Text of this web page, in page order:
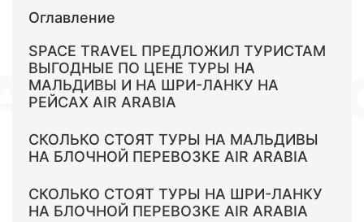
Оглавление
SPACE TRAVEL ПРЕДЛОЖИЛ ТУРИСТАМ
ВЫГОДНЫЕ ПО ЦЕНЕ ТУРЫ НА
МАЛЬДИВЫ И НА ШРИ-ЛАНКУ НА
РЕЙСАХ AIR ARABIA
СКОЛЬКО СТОЯТ ТУРЫ НА МАЛЬДИВЫ
НА БЛОЧНОЙ ПЕРЕВОЗКЕ AIR ARABIA
СКОЛЬКО СТОЯТ ТУРЫ НА ШРИ-ЛАНКУ
НА БЛОЧНОЙ ПЕРЕВОЗКЕ AIR ARABIA